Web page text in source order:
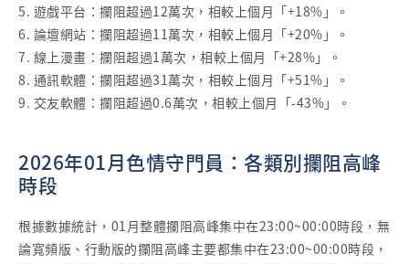
5. 遊戲平台：攔阻超過12萬次，相較上個月「+18%」。
6. 論壇網站：攔阻超過11萬次，相較上個月「+20%」。
7. 線上漫畫：攔阻超過1萬次，相較上個月「+28%」。
8. 通訊軟體：攔阻超過31萬次，相較上個月「+51%」。
9. 交友軟體：攔阻超過0.6萬次，相較上個月「-43%」。
2026年01月色情守門員：各類別攔阻高峰
時段
根據數據統計，01月整體攔阻高峰集中在23:00~00:00時段，無
論寬頻版、行動版的攔阻高峰主要都集中在23:00~00:00時段，